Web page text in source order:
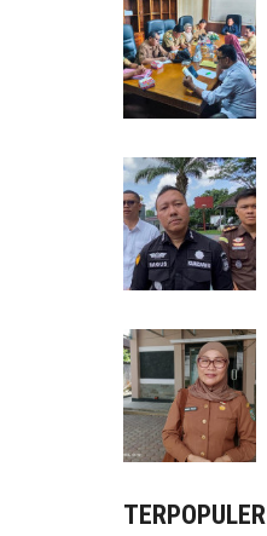
TERPOPULER